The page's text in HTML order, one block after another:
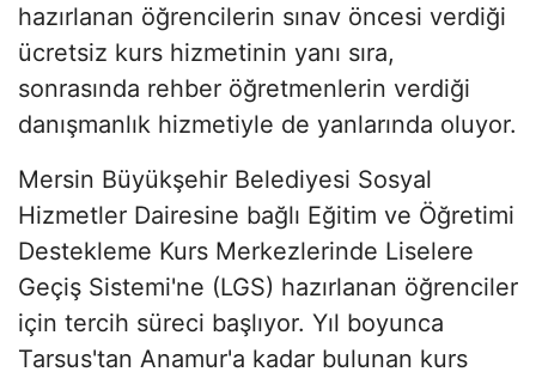
hazırlanan öğrencilerin sınav öncesi verdiği
ücretsiz kurs hizmetinin yanı sıra,
sonrasında rehber öğretmenlerin verdiği
danışmanlık hizmetiyle de yanlarında oluyor.
Mersin Büyükşehir Belediyesi Sosyal
Hizmetler Dairesine bağlı Eğitim ve Öğretimi
Destekleme Kurs Merkezlerinde Liselere
Geçiş Sistemi'ne (LGS) hazırlanan öğrenciler
için tercih süreci başlıyor. Yıl boyunca
Tarsus'tan Anamur'a kadar bulunan kurs